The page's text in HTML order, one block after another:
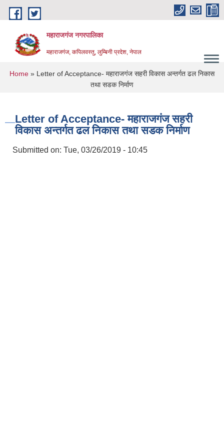
Skip to main content
महाराजगंज नगरपालिका
महाराजगंज, कपिलवस्तु, लुम्बिनी प्रदेश, नेपाल
You are here
Home » Letter of Acceptance- महाराजगंज सहरी विकास अन्तर्गत ढल निकास
तथा सडक निर्माण
Letter of Acceptance- महाराजगंज सहरी
विकास अन्तर्गत ढल निकास तथा सडक निर्माण
Submitted on: Tue, 03/26/2019 - 10:45